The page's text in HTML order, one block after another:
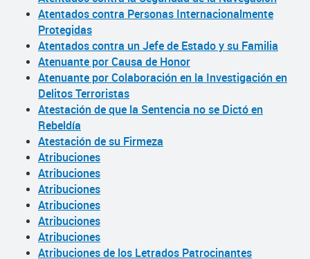
Atentados contra Personas Internacionalmente
Protegidas
Atentados contra un Jefe de Estado y su Familia
Atenuante por Causa de Honor
Atenuante por Colaboración en la Investigación en
Delitos Terroristas
Atestación de que la Sentencia no se Dictó en
Rebeldía
Atestación de su Firmeza
Atribuciones
Atribuciones
Atribuciones
Atribuciones
Atribuciones
Atribuciones
Atribuciones de los Letrados Patrocinantes